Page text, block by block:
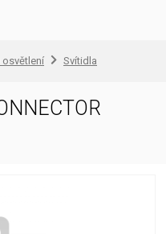
osvětlení Svítidla